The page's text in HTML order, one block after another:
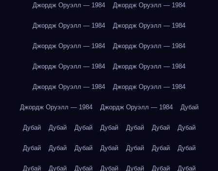
Джордж Оруэлл — 1984 Джордж Оруэлл — 1984
Джордж Оруэлл — 1984 Джордж Оруэлл — 1984
Джордж Оруэлл — 1984 Джордж Оруэлл — 1984
Джордж Оруэлл — 1984 Джордж Оруэлл — 1984
Джордж Оруэлл — 1984 Джордж Оруэлл — 1984
Джордж Оруэлл — 1984 Джордж Оруэлл — 1984 Дубай
Дубай Дубай Дубай Дубай Дубай Дубай Дубай
Дубай Дубай Дубай Дубай Дубай Дубай Дубай
Дубай Дубай Дубай Дубай Дубай Дубай Дубай